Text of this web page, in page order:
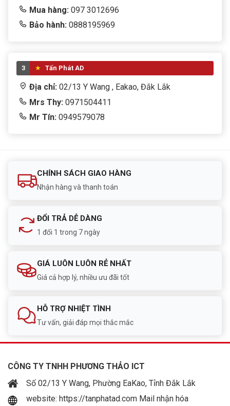
Mua hàng: 097 3012696
Bảo hành: 0888195969
3 Tấn Phát AD
Địa chỉ: 02/13 Y Wang , Eakao, Đắk Lắk
Mrs Thy: 0971504411
Mr Tín: 0949579078
CHÍNH SÁCH GIAO HÀNG
Nhận hàng và thanh toán
ĐỔI TRẢ DỄ DÀNG
1 đổi 1 trong 7 ngày
GIÁ LUÔN LUÔN RẺ NHẤT
Giá cả hợp lý, nhiều ưu đãi tốt
HỖ TRỢ NHIỆT TÌNH
Tư vấn, giải đáp mọi thắc mắc
CÔNG TY TNHH PHƯƠNG THẢO ICT
Số 02/13 Y Wang, Phường EaKao, Tỉnh Đắk Lắk
website: https://tanphatad.com Mail nhận hóa